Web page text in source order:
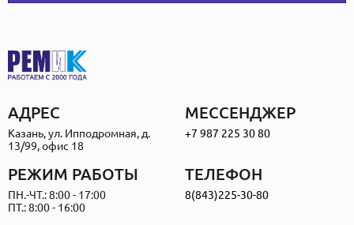
АДРЕС
Казань, ул. Ипподромная, д.
13/99, офис 18
МЕССЕНДЖЕР
+7 987 225 30 80
РЕЖИМ РАБОТЫ
ПН.-ЧТ.: 8:00 - 17:00
ПТ.: 8:00 - 16:00
ТЕЛЕФОН
8(843)225-30-80